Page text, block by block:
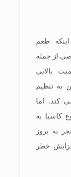
طعم
از جمله
بالایی
به تنظیم
کند. اما
کاسیا به
به بروز
خطر